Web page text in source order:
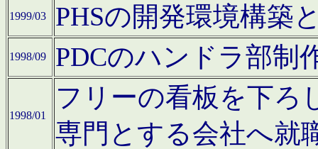
1999/03 PHSの開発環境構築
1998/09 PDCのハンドラ部制
1998/01
フリーの看板を下ろ
専門とする会社へ就